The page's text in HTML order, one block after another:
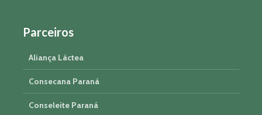
Parceiros
Aliança Láctea
Consecana Paraná
Conseleite Paraná